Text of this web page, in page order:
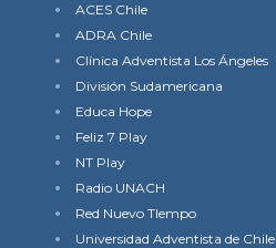
ACES Chile
ADRA Chile
Clínica Adventista Los Ángeles
División Sudamericana
Educa Hope
Feliz 7 Play
NT Play
Radio UNACH
Red Nuevo TIempo
Universidad Adventista de Chile